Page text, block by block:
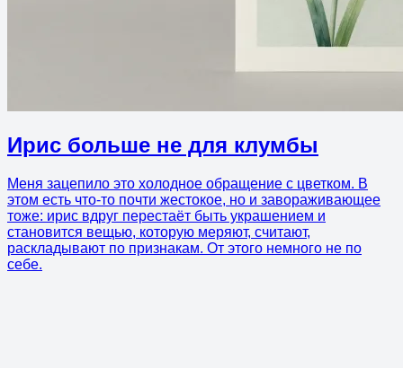
Ирис больше не для клумбы
Меня зацепило это холодное обращение с цветком. В
этом есть что-то почти жестокое, но и завораживающее
тоже: ирис вдруг перестаёт быть украшением и
становится вещью, которую меряют, считают,
раскладывают по признакам. От этого немного не по
себе.